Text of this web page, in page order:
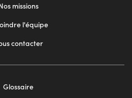
missions
l'équipe
contacter
Glossaire